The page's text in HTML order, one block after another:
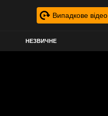
Випадкове відео
НЕЗВИЧНЕ